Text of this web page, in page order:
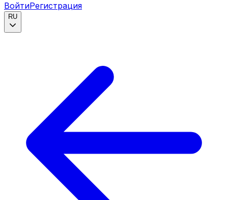
ВойтиРегистрация
RU